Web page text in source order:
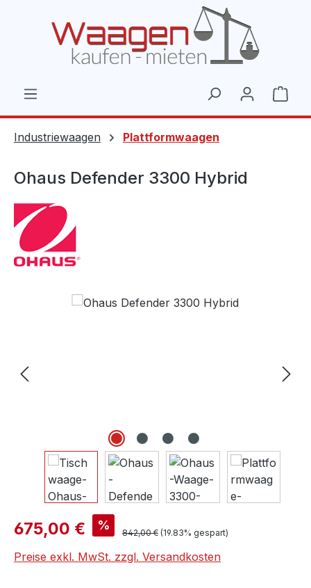
Industriewaagen Plattformwaagen
Ohaus Defender 3300 Hybrid
Bildergalerie überspringen
Verkaufspreis:
675,00 € % Regulärer Preis:
842,00 € (19.83% gespart)
Preise exkl. MwSt. zzgl. Versandkosten